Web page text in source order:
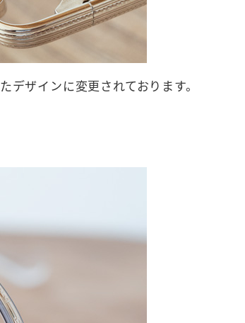
ザインに変更されております。